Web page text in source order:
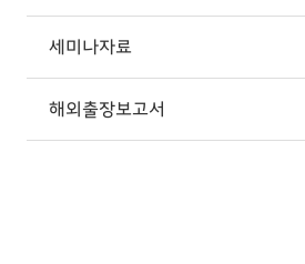
세미나자료
해외출장보고서